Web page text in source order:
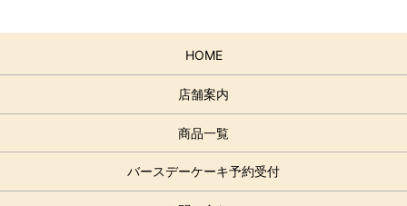
HOME
店舗案内
商品一覧
バースデーケーキ予約受付